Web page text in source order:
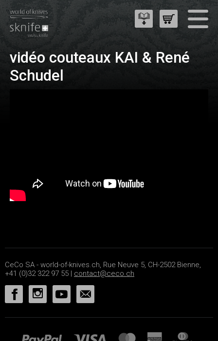
vidéo couteaux KAI & René
Schudel
CeCo SA - world-of-knives.ch, Rue Neuve 5, CH-2502 Bienne,
+41 (0)32 322 97 55 | contact@ceco.ch